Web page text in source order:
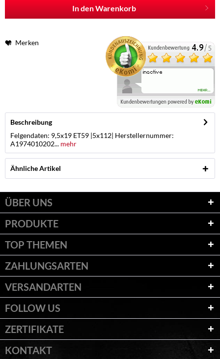
In den Warenkorb
Merken
Beschreibung
Felgendaten: 9,5x19 ET59 |5x112| Herstellernummer:
A1974010202... mehr
Ähnliche Artikel
ÜBER UNS
PRODUKTE
TOP THEMEN
ZAHLUNGSARTEN
VERSANDARTEN
FOLLOW US
ZERTIFIKATE
KONTAKT